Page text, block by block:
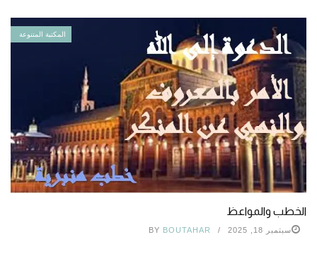
المكتبة المتنوعة
الخطب والمواعظ
سبتمبر 18, 2025 BY BOUTAHAR